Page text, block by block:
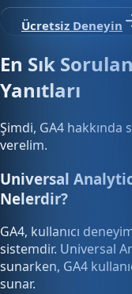
Ücretsiz Deneyin
En Sık
Yanıtları
Şimdi, GA4 hakkında
verelim.
Universal
Nelerdir?
GA4, kullanıcı
sistemdir. Universal
sunarken, GA4
sunar.